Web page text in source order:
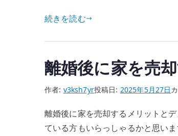
続きを読む
離婚後に家を売
作者: v3ksh7yr投稿日: 2025年5月27日
離婚後に家を売却するメリットと
ている方もいらっしゃるかと思い